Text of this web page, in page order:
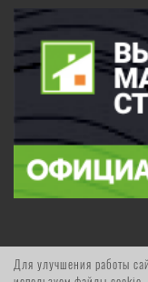
Для улучшения работы